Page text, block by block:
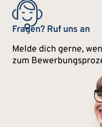
Fragen? Ruf uns an
Melde dich gerne,
zum